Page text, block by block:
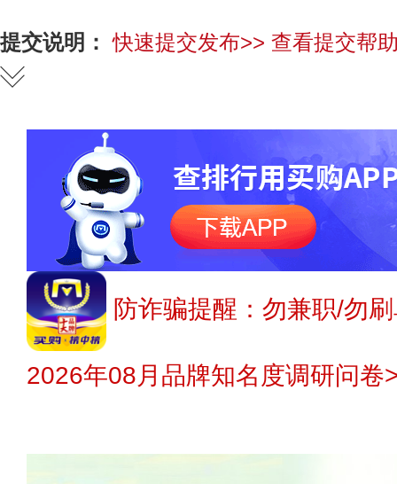
提交说明： 快速提交发布>> 查看提交帮
防诈骗提醒：勿兼职/勿
2026年08月品牌知名度调研问卷